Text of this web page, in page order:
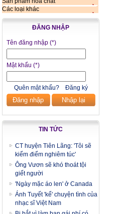
Các loại khác
ĐĂNG NHẬP
Tên đăng nhập (*)
Mật khẩu (*)
Quên mật khẩu? Đăng ký
Đăng nhập Nhập lại
TIN TỨC
CT huyện Tiên Lãng: 'Tôi sẽ
kiểm điểm nghiêm túc'
Ông Vươn sẽ khó thoát tội
giết người
'Ngày mặc áo len' ở Canada
Ánh Tuyết 'kể' chuyện tình của
nhạc sĩ Việt Nam